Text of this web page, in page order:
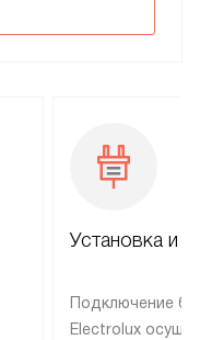
Установка и
Подключение
Electrolux